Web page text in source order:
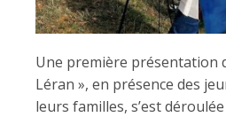
Une première présentation
Léran », en présence des
leurs familles, s’est